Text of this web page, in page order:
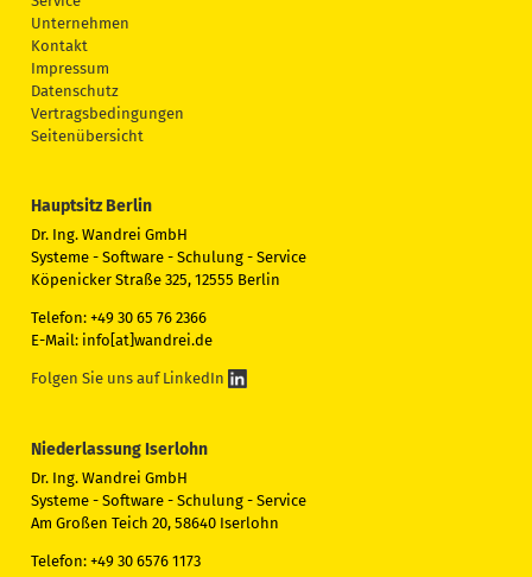
Unternehmen
Kontakt
Impressum
Datenschutz
Vertragsbedingungen
Seitenübersicht
Hauptsitz Berlin
Dr. Ing. Wandrei GmbH
Systeme - Software - Schulung - Service
Köpenicker Straße 325, 12555 Berlin
Telefon: +49 30 65 76 2366
E-Mail: info[at]wandrei.de
Folgen Sie uns auf LinkedIn
Niederlassung Iserlohn
Dr. Ing. Wandrei GmbH
Systeme - Software - Schulung - Service
Am Großen Teich 20, 58640 Iserlohn
Telefon: +49 30 6576 1173